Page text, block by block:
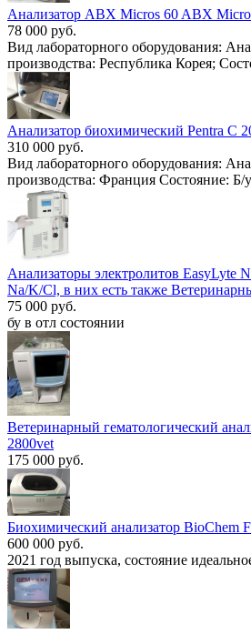
Анализатор ABX Micros 60 ABX
78 000 руб.
Вид лабораторного оборудования:
производства: Республика Корея;
Анализатор биохимический Pentra С
310 000 руб.
Вид лабораторного оборудования:
производства: Франция Состояние: Б/у
Анализаторы электролитов EasyLyte
Na/K/Cl, в них есть также
75 000 руб.
бу в отл состоянии
Ветеринарный гематологический
2800vet
175 000 руб.
Биохимический анализатор BioChem
600 000 руб.
2021 год выпуска, состояние